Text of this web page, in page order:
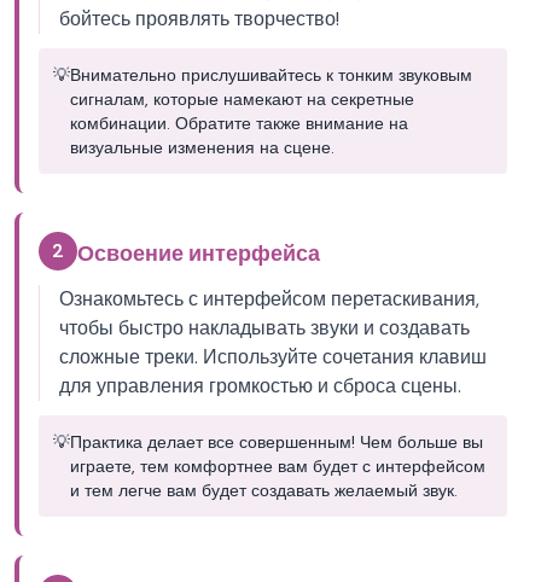
бойтесь проявлять творчество!
💡Внимательно прислушивайтесь к тонким звуковым
сигналам, которые намекают на секретные
комбинации. Обратите также внимание на
визуальные изменения на сцене.
2 Освоение интерфейса
Ознакомьтесь с интерфейсом перетаскивания,
чтобы быстро накладывать звуки и создавать
сложные треки. Используйте сочетания клавиш
для управления громкостью и сброса сцены.
💡Практика делает все совершенным! Чем больше вы
играете, тем комфортнее вам будет с интерфейсом
и тем легче вам будет создавать желаемый звук.